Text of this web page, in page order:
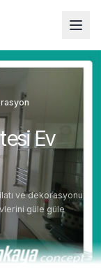
Ev
ve dekorasyonu,
güle güle